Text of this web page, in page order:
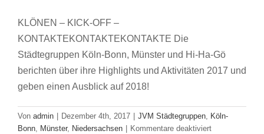
KLÖNEN – KICK-OFF –
KONTAKTEKONTAKTEKONTAKTE Die
Städtegruppen Köln-Bonn, Münster und Hi-Ha-Gö
berichten über ihre Highlights und Aktivitäten 2017 und
geben einen Ausblick auf 2018!
Von admin Dezember 4th, 2017 JVM Städtegruppen, Köln-
Bonn, Münster, Niedersachsen Kommentare deaktiviertfür